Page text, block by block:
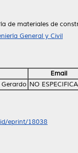
de materiales de
General y Civil
Email
NO
eprint/18038